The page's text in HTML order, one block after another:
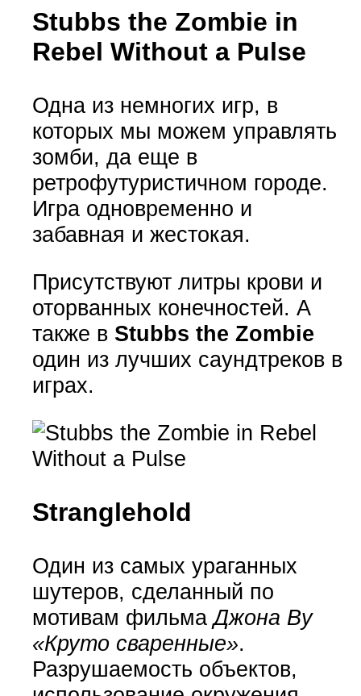
Stubbs the Zombie in
Rebel Without a Pulse
Одна из немногих игр, в
которых мы можем управлять
зомби, да еще в
ретрофутуристичном городе.
Игра одновременно и
забавная и жестокая.
Присутствуют литры крови и
оторванных конечностей. А
также в Stubbs the Zombie
один из лучших саундтреков в
играх.
Stranglehold
Один из самых ураганных
шутеров, сделанный по
мотивам фильмаДжона Ву
«Круто сваренные».
Разрушаемость объектов,